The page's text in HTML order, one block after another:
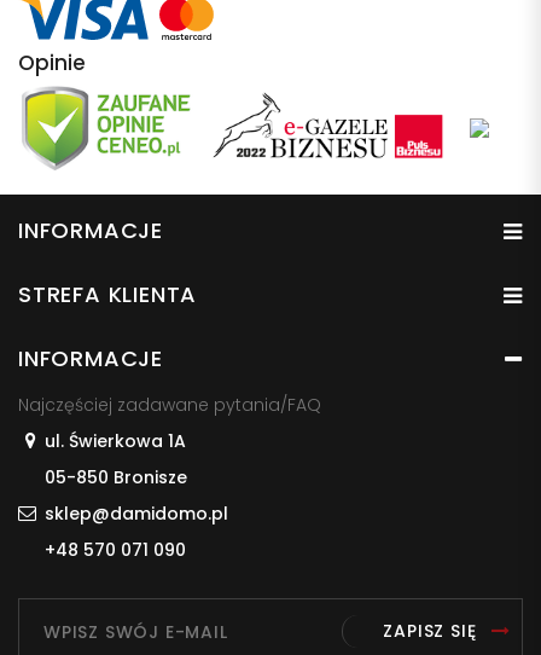
Opinie
INFORMACJE
STREFA KLIENTA
INFORMACJE
Najczęściej zadawane pytania/FAQ
ul. Świerkowa 1A
05-850 Bronisze
sklep@damidomo.pl
+48 570 071 090
ZAPISZ SIĘ